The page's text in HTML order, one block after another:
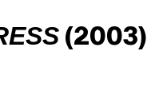
(2003)